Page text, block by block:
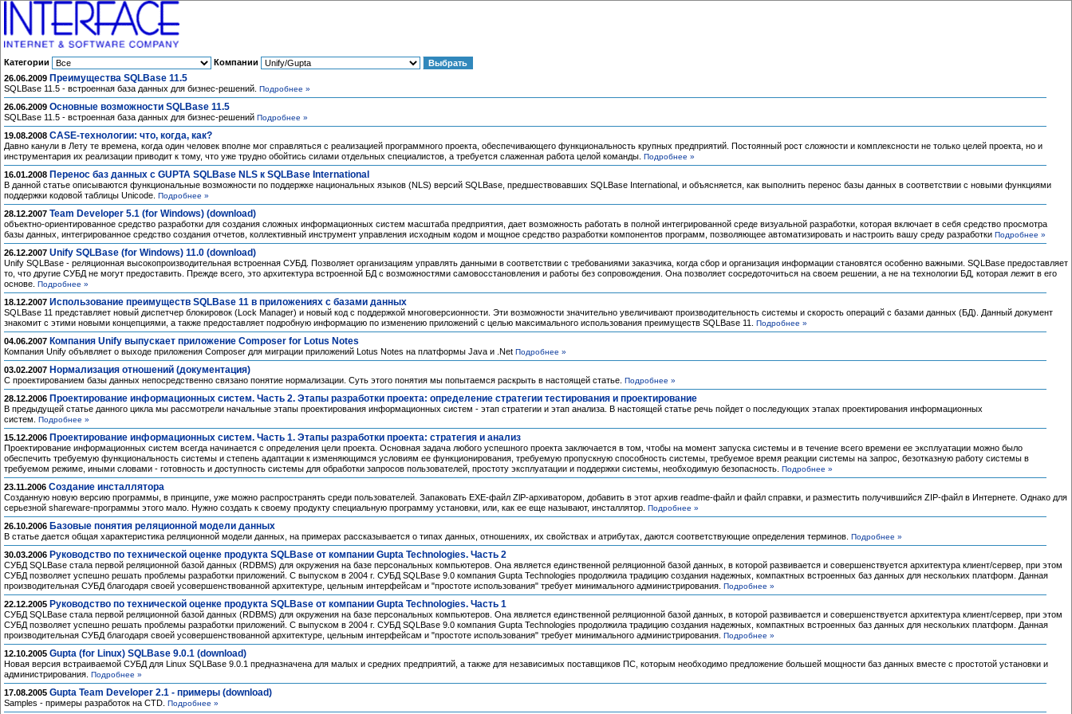
Категории
Компании
26.06.2009 Преимущества SQLBase 11.5
SQLBase 11.5 - встроенная база данных для бизнес-решений. Подробнее »
26.06.2009 Основные возможности SQLBase 11.5
SQLBase 11.5 - встроенная база данных для бизнес-решений Подробнее »
19.08.2008 CASE-технологии: что, когда, как?
Давно канули в Лету те времена, когда один человек вполне мог справляться с реализацией программного проекта, обеспечивающего функциональность крупных предприятий. Постоянный рост сложности и комплексности не только целей проекта, но и
инструментария их реализации приводит к тому, что уже трудно обойтись силами отдельных специалистов, а требуется слаженная работа целой команды. Подробнее »
16.01.2008 Перенос баз данных с GUPTA SQLBase NLS к SQLBase International
В данной статье описываются функциональные возможности по поддержке национальных языков (NLS) версий SQLBase, предшествовавших SQLBase International, и объясняется, как выполнить перенос базы данных в соответствии с новыми функциями
поддержки кодовой таблицы Unicode. Подробнее »
28.12.2007 Team Developer 5.1 (for Windows) (download)
объектно-ориентированное средство разработки для создания сложных информационных систем масштаба предприятия, дает возможность работать в полной интегрированной среде визуальной разработки, которая включает в себя средство просмотра
базы данных, интегрированное средство создания отчетов, коллективный инструмент управления исходным кодом и мощное средство разработки компонентов программ, позволяющее автоматизировать и настроить вашу среду разработки Подробнее »
26.12.2007 Unify SQLBase (for Windows) 11.0 (download)
Unify SQLBase - реляционная высокопроизводительная встроенная СУБД. Позволяет организациям управлять данными в соответствии с требованиями заказчика, когда сбор и организация информации становятся особенно важными. SQLBase предоставляет
то, что другие СУБД не могут предоставить. Прежде всего, это архитектура встроенной БД с возможностями самовосстановления и работы без сопровождения. Она позволяет сосредоточиться на своем решении, а не на технологии БД, которая лежит в его
основе. Подробнее »
18.12.2007 Использование преимуществ SQLBase 11 в приложениях с базами данных
SQLBase 11 представляет новый диспетчер блокировок (Lock Manager) и новый код с поддержкой многоверсионности. Эти возможности значительно увеличивают производительность системы и скорость операций с базами данных (БД). Данный документ
знакомит с этими новыми концепциями, а также предоставляет подробную информацию по изменению приложений с целью максимального использования преимуществ SQLBase 11. Подробнее »
04.06.2007 Компания Unify выпускает приложение Composer for Lotus Notes
Компания Unify объявляет о выходе приложения Composer для миграции приложений Lotus Notes на платформы Java и .Net Подробнее »
03.02.2007 Нормализация отношений (документация)
С проектированием базы данных непосредственно связано понятие нормализации. Суть этого понятия мы попытаемся раскрыть в настоящей статье. Подробнее »
28.12.2006 Проектирование информационных систем. Часть 2. Этапы разработки проекта: определение стратегии тестирования и проектирование
В предыдущей статье данного цикла мы рассмотрели начальные этапы проектирования информационных систем - этап стратегии и этап анализа. В настоящей статье речь пойдет о последующих этапах проектирования информационных
систем. Подробнее »
15.12.2006 Проектирование информационных систем. Часть 1. Этапы разработки проекта: стратегия и анализ
Проектирование информационных систем всегда начинается с определения цели проекта. Основная задача любого успешного проекта заключается в том, чтобы на момент запуска системы и в течение всего времени ее эксплуатации можно было
обеспечить требуемую функциональность системы и степень адаптации к изменяющимся условиям ее функционирования, требуемую пропускную способность системы, требуемое время реакции системы на запрос, безотказную работу системы в
требуемом режиме, иными словами - готовность и доступность системы для обработки запросов пользователей, простоту эксплуатации и поддержки системы, необходимую безопасность. Подробнее »
23.11.2006 Создание инсталлятора
Созданную новую версию программы, в принципе, уже можно распростра­нять среди пользователей. Запаковать ЕХЕ-файл ZlP-архиватором, добавить в этот архив readme-файл и файл справки, и разместить получившийся ZIP-файл в Интернете. Однако для
серьезной shareware-программы этого мало. Нужно создать к своему продукту специальную программу установки, или, как ее еще называют, инсталлятор. Подробнее »
26.10.2006 Базовые понятия реляционной модели данных
В статье дается общая характеристика реляционной модели данных, на примерах рассказывается о типах данных, отношениях, их свойствах и атрибутах, даются соответствующие определения терминов. Подробнее »
30.03.2006 Руководство по технической оценке продукта SQLBase от компании Gupta Technologies. Часть 2
СУБД SQLBase стала первой реляционной базой данных (RDBMS) для окружения на базе персональных компьютеров. Она является единственной реляционной базой данных, в которой развивается и совершенствуется архитектура клиент/сервер, при этом
СУБД позволяет успешно решать проблемы разработки приложений. С выпуском в 2004 г. СУБД SQLBase 9.0 компания Gupta Technologies продолжила традицию создания надежных, компактных встроенных баз данных для нескольких платформ. Данная
производительная СУБД благодаря своей усовершенствованной архитектуре, цельным интерфейсам и "простоте использования" требует минимального администрирования. Подробнее »
22.12.2005 Руководство по технической оценке продукта SQLBase от компании Gupta Technologies. Часть 1
СУБД SQLBase стала первой реляционной базой данных (RDBMS) для окружения на базе персональных компьютеров. Она является единственной реляционной базой данных, в которой развивается и совершенствуется архитектура клиент/сервер, при этом
СУБД позволяет успешно решать проблемы разработки приложений. С выпуском в 2004 г. СУБД SQLBase 9.0 компания Gupta Technologies продолжила традицию создания надежных, компактных встроенных баз данных для нескольких платформ. Данная
производительная СУБД благодаря своей усовершенствованной архитектуре, цельным интерфейсам и "простоте использования" требует минимального администрирования. Подробнее »
12.10.2005 Gupta (for Linux) SQLBase 9.0.1 (download)
Новая версия встраиваемой СУБД для Linux SQLBase 9.0.1 предназначена для малых и средних предприятий, а также для независимых поставщиков ПС, которым необходимо предложение большей мощности баз данных вместе с простотой установки и
администрирования. Подробнее »
17.08.2005 Gupta Team Developer 2.1 - примеры (download)
Samples - примеры разработок на CTD. Подробнее »